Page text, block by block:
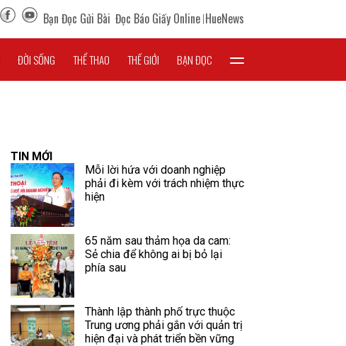
Bạn Đọc Gửi Bài Đọc Báo Giấy Online HueNews
ĐỜI SỐNG THỂ THAO THẾ GIỚI BẠN ĐỌC
TIN MỚI
Mỗi lời hứa với doanh nghiệp
phải đi kèm với trách nhiệm thực
hiện
65 năm sau thảm họa da cam:
Sẻ chia để không ai bị bỏ lại
phía sau
Thành lập thành phố trực thuộc
Trung ương phải gắn với quản trị
hiện đại và phát triển bền vững